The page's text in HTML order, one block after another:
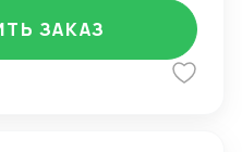
ЗАКАЗ